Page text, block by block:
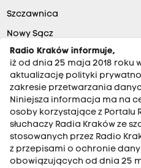
Szczawnica
Nowy Sącz
RADIO KRAKÓW SA. Aleja
Kraków
Radio Kraków informuje,
iż od dnia 25 maja 2018 roku
aktualizację polityki
zakresie przetwarzania
Niniejsza informacja ma na
osoby korzystające z Portalu
słuchaczy Radia Kraków ze
stosowanych przez Radio
z przepisami o ochronie
obowiązujących od dnia 25